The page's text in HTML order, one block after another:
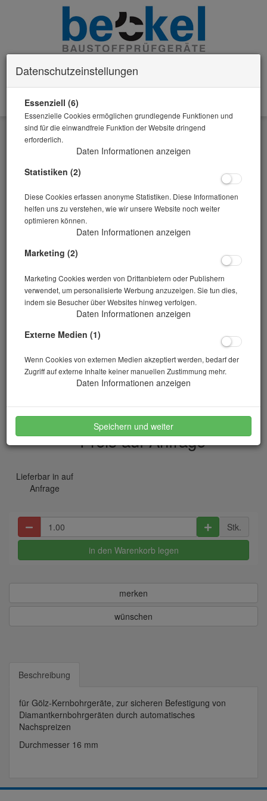
Zurück
Alle Artikel zeigen aus: Bohren
Spreizelement
Artikelnr.: 10-02376
Preis auf Anfrage*
Lieferbar in auf
Anfrage
Stk.
in den Warenkorb legen
merken
wünschen
Beschreibung
für Gölz-Kernbohrgeräte, zur sicheren Befestigung von
Diamantkernbohrgeräten durch automatisches
Nachspreizen
Durchmesser 16 mm
Datenschutzeinstellungen
Essenziell (6)
Essenzielle Cookies ermöglichen grundlegende Funktionen und
sind für die einwandfreie Funktion der Website dringend
erforderlich.
Daten Informationen anzeigen
Statistiken (2)
Diese Cookies erfassen anonyme Statistiken. Diese Informationen
helfen uns zu verstehen, wie wir unsere Website noch weiter
optimieren können.
Daten Informationen anzeigen
Marketing (2)
Marketing Cookies werden von Drittanbietern oder Publishern
verwendet, um personalisierte Werbung anzuzeigen. Sie tun dies,
indem sie Besucher über Websites hinweg verfolgen.
Daten Informationen anzeigen
Externe Medien (1)
Wenn Cookies von externen Medien akzeptiert werden, bedarf der
Zugriff auf externe Inhalte keiner manuellen Zustimmung mehr.
Daten Informationen anzeigen
Speichern und weiter